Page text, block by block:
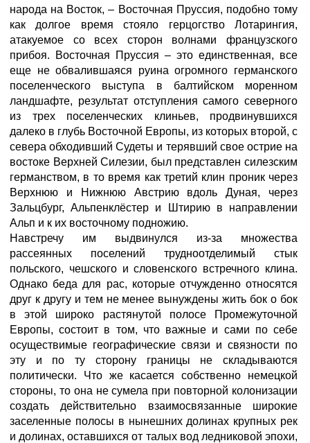
народа на Восток, – Восточная Пруссия, подобно тому
как долгое время стояло герцогство Лотарингия,
атакуемое со всех сторон волнами французского
прибоя. Восточная Пруссия – это единственная, все
еще не обвалившаяся руина огромного германского
поселенческого выступа в балтийском моренном
ландшафте, результат отступления самого северного
из трех поселенческих клиньев, продвинувшихся
далеко в глубь Восточной Европы, из которых второй, с
севера обходивший Судеты и терявший свое острие на
востоке Верхней Силезии, был представлен силезским
германством, в то время как третий клин проник через
Верхнюю и Нижнюю Австрию вдоль Дуная, через
Зальцбург, Альпенклёстер и Штирию в направлении
Альп и к их восточному подножию.
Навстречу им выдвинулся из-за множества
рассеянных поселений трудноотделимый стык
польского, чешского и словенского встречного клина.
Однако беда для рас, которые отчужденно относятся
друг к другу и тем не менее вынуждены жить бок о бок
в этой широко растянутой полосе Промежуточной
Европы, состоит в том, что важные и сами по себе
осуществимые географические связи и связности по
эту и по ту сторону границы не складываются
политически. Что же касается собственно немецкой
стороны, то она не сумела при повторной колонизации
создать действительно взаимосвязанные широкие
заселенные полосы в нынешних долинах крупных рек
и долинах, оставшихся от талых вод ледниковой эпохи,